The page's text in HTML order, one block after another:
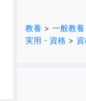
やはりお客様か
一般の会社員で
込))をオーディ
教養 > 一般教
実用・資格 >